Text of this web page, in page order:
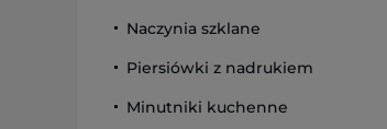
Naczynia szklane
Piersiówki z nadrukiem
Minutniki kuchenne